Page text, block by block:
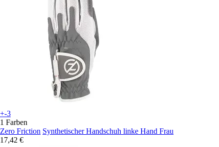
+-3
1 Farben
Zero Friction Synthetischer Handschuh linke Hand Frau
17,42 €